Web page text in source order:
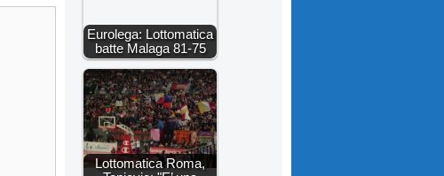
Eurolega: Lottomatica
batte Malaga 81-75
Lottomatica Roma,